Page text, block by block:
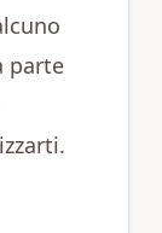
parte